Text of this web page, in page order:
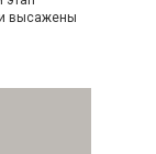
высажены